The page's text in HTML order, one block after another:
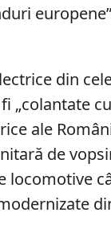
din
„colantate
ale
de
locomotive